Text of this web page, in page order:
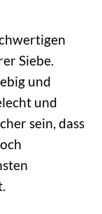
Siebe.
und
und
sein, dass